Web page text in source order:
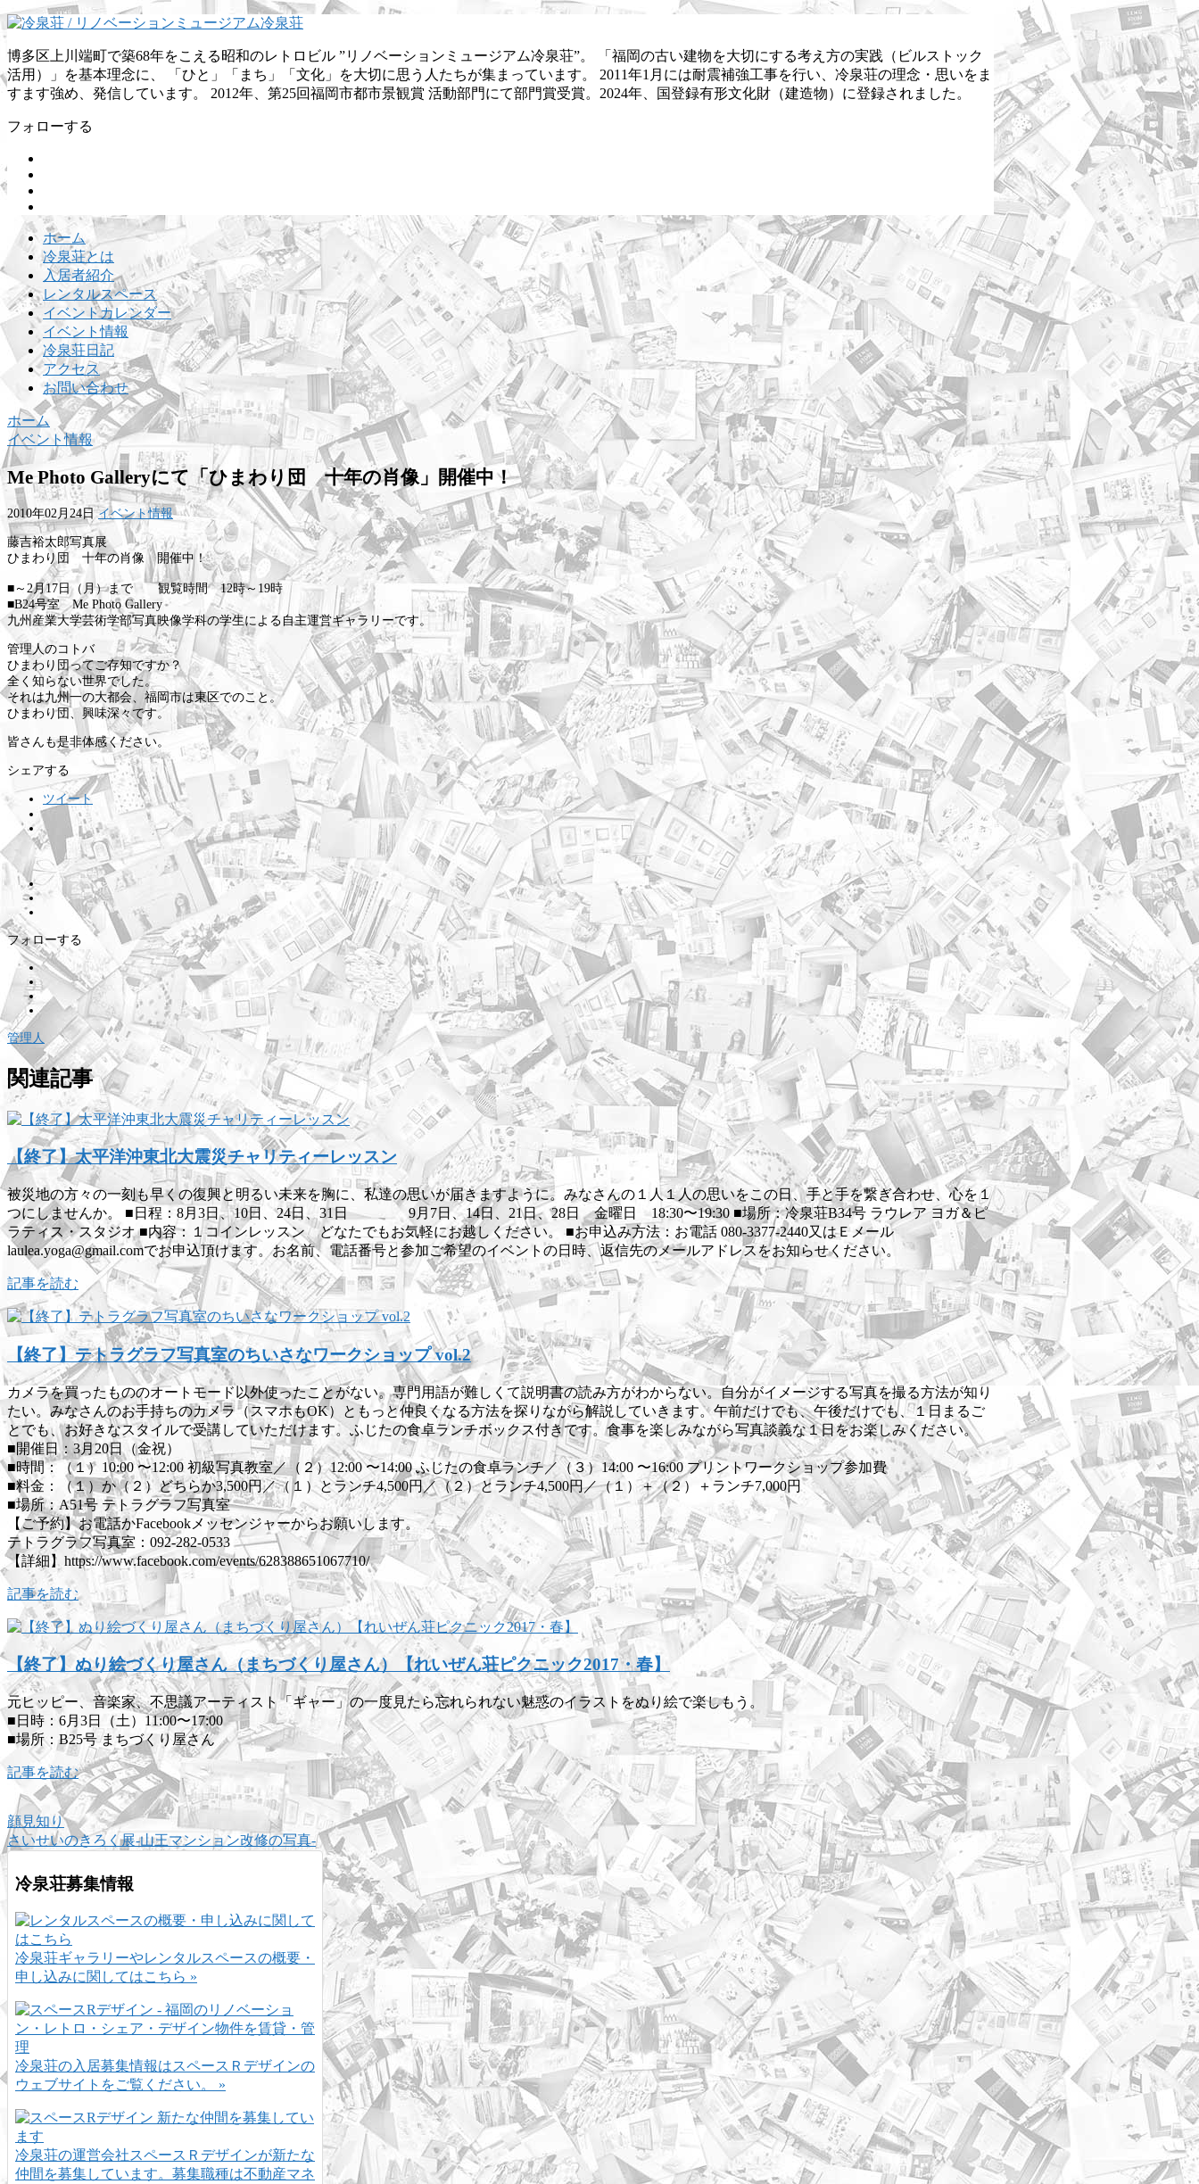
博多区上川端町で築68年をこえる昭和のレトロビル ”リノベーションミュージアム冷泉荘”。 「福岡の古い建物を大切にする考え方の実践（ビルストック
活用）」を基本理念に、 「ひと」「まち」「文化」を大切に思う人たちが集まっています。 2011年1月には耐震補強工事を行い、冷泉荘の理念・思いをま
すます強め、発信しています。 2012年、第25回福岡市都市景観賞 活動部門にて部門賞受賞。2024年、国登録有形文化財（建造物）に登録されました。
フォローする
ホーム
冷泉荘とは
入居者紹介
レンタルスペース
イベントカレンダー
イベント情報
冷泉荘日記
アクセス
お問い合わせ
ホーム
イベント情報
Me Photo Galleryにて「ひまわり団 十年の肖像」開催中！
2010年02月24日 イベント情報
藤吉裕太郎写真展
ひまわり団 十年の肖像 開催中！
■～2月17日（月）まで 観覧時間 12時～19時
■B24号室 Me Photo Gallery
九州産業大学芸術学部写真映像学科の学生による自主運営ギャラリーです。
管理人のコトバ
ひまわり団ってご存知ですか？
全く知らない世界でした。
それは九州一の大都会、福岡市は東区でのこと。
ひまわり団、興味深々です。
皆さんも是非体感ください。
シェアする
ツイート
フォローする
管理人
関連記事
【終了】太平洋沖東北大震災チャリティーレッスン
被災地の方々の一刻も早くの復興と明るい未来を胸に、私達の思いが届きますように。みなさんの１人１人の思いをこの日、手と手を繋ぎ合わせ、心を１
つにしませんか。 ■日程：8月3日、10日、24日、31日 9月7日、14日、21日、28日 金曜日 18:30〜19:30 ■場所：冷泉荘B34号 ラウレア ヨガ＆ピ
ラティス・スタジオ ■内容：１コインレッスン どなたでもお気軽にお越しください。 ■お申込み方法：お電話 080-3377-2440又はＥメール
laulea.yoga@gmail.comでお申込頂けます。お名前、電話番号と参加ご希望のイベントの日時、返信先のメールアドレスをお知らせください。
記事を読む
【終了】テトラグラフ写真室のちいさなワークショップ vol.2
カメラを買ったもののオートモード以外使ったことがない。専門用語が難しくて説明書の読み方がわからない。自分がイメージする写真を撮る方法が知り
たい。みなさんのお手持ちのカメラ（スマホもOK）ともっと仲良くなる方法を探りながら解説していきます。午前だけでも、午後だけでも、１日まるご
とでも、お好きなスタイルで受講していただけます。ふじたの食卓ランチボックス付きです。食事を楽しみながら写真談義な１日をお楽しみください。
■開催日：3月20日（金祝）
■時間：（１）10:00 〜12:00 初級写真教室／（２）12:00 〜14:00 ふじたの食卓ランチ／（３）14:00 〜16:00 プリントワークショップ参加費
■料金：（１）か（２）どちらか3,500円／（１）とランチ4,500円／（２）とランチ4,500円／（１）＋（２）＋ランチ7,000円
■場所：A51号 テトラグラフ写真室
【ご予約】お電話かFacebookメッセンジャーからお願いします。
テトラグラフ写真室：092-282-0533
【詳細】https://www.facebook.com/events/628388651067710/
記事を読む
【終了】ぬり絵づくり屋さん（まちづくり屋さん）【れいぜん荘ピクニック2017・春】
元ヒッピー、音楽家、不思議アーティスト「ギャー」の一度見たら忘れられない魅惑のイラストをぬり絵で楽しもう。
■日時：6月3日（土）11:00〜17:00
■場所：B25号 まちづくり屋さん
記事を読む
顔見知り
さいせいのきろく展-山王マンション改修の写真-
冷泉荘募集情報
冷泉荘ギャラリーやレンタルスペースの概要・
申し込みに関してはこちら »
冷泉荘の入居募集情報はスペースＲデザインの
ウェブサイトをご覧ください。 »
冷泉荘の運営会社スペースＲデザインが新たな
仲間を募集しています。募集職種は不動産マネ